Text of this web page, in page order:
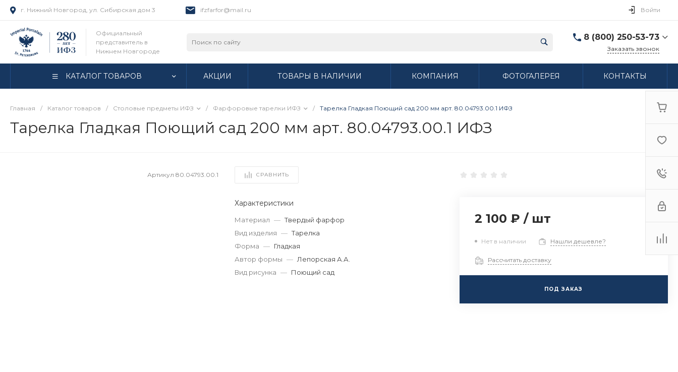
г. Нижний Новгород, ул. Сибирская дом 3 ifzfarfor@mail.ru Войти
Официальный
представитель в
Нижнем Новгороде
8 (800) 250-53-73
г. Нижний Новгород,
Заказать звонок
КАТАЛОГ ТОВАРОВ АКЦИИ ТОВАРЫ В НАЛИЧИИ КОМПАНИЯ ФОТОГАЛЕРЕЯ КОНТАКТЫ
Главная / Каталог товаров / Столовые предметы ИФЗ / Фарфоровые тарелки ИФЗ / Тарелка Гладкая Поющий сад 200 мм арт. 80.04793.00.1 ИФЗ
Тарелка Гладкая Поющий сад 200 мм арт. 80.04793.00.1 ИФЗ
Артикул80.04793.00.1 СРАВНИТЬ
Характеристики
Материал — Твердый фарфор
Вид изделия — Тарелка
Форма — Гладкая
Автор формы — Лепорская А.А.
Вид рисунка — Поющий сад
2 100 ₽ / шт
Нет в наличии Нашли дешевле?
Рассчитать доставку
ПОД ЗАКАЗ